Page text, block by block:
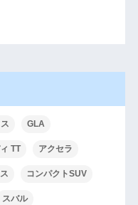
GLA
TT アクセラ
コンパクトSUV
スバル